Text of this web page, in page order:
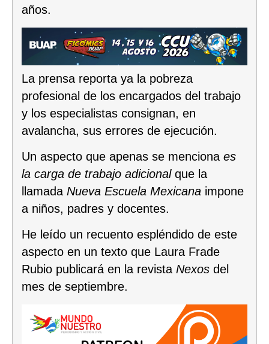
años.
La prensa reporta ya la pobreza
profesional de los encargados del trabajo
y los especialistas consignan, en
avalancha, sus errores de ejecución.
Un aspecto que apenas se menciona es
la carga de trabajo adicionalque la
llamada Nueva Escuela Mexicana impone
a niños, padres y docentes.
He leído un recuento espléndido de este
aspecto en un texto que Laura Frade
Rubio publicará en la revista Nexos del
mes de septiembre.